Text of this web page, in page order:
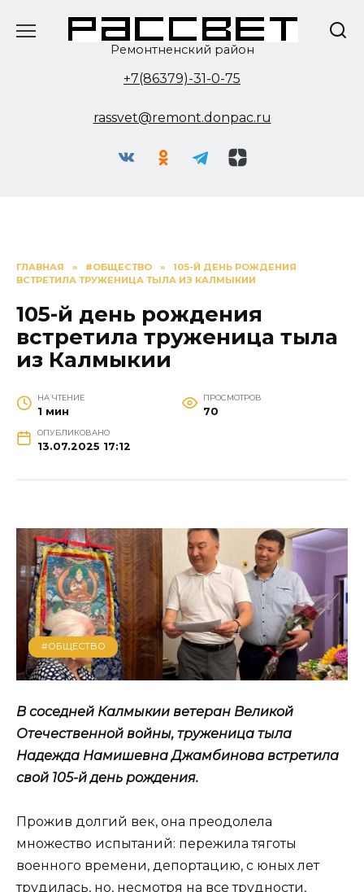
Ремонтненский район
+7(86379)-31-0-75
rassvet@remont.donpac.ru
ГЛАВНАЯ » #ОБЩЕСТВО »
105-Й ДЕНЬ РОЖДЕНИЯ
ВСТРЕТИЛА ТРУЖЕНИЦА ТЫЛА ИЗ КАЛМЫКИИ
105-й день рождения
встретила труженица тыла
из Калмыкии
НА ЧТЕНИЕ
1 мин
ПРОСМОТРОВ
70
ОПУБЛИКОВАНО
13.07.2025 17:12
#ОБЩЕСТВО
В соседней Калмыкии ветеран Великой
Отечественной войны, труженица тыла
Надежда Намишевна Джамбинова встретила
свой 105-й день рождения.
Прожив долгий век, она преодолела
множество испытаний: пережила тяготы
военного времени, депортацию, с юных лет
трудилась, но, несмотря на все трудности,